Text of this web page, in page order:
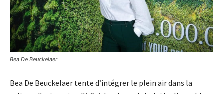
Bea De Beuckelaer
Bea De Beuckelaer tente d’intégrer le plein air dans la